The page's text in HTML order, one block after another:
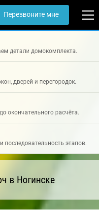
Перезвоните мне
детали домокомплекта.
дверей и перегородок.
окончательного расчёта.
последовательность этапов.
в Ногинске